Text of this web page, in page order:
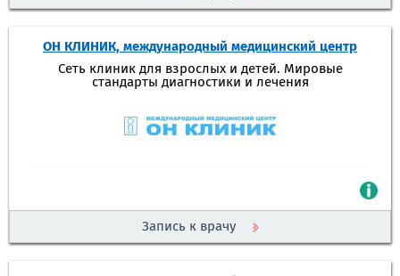
ОН КЛИНИК, международный медицинский центр
Сеть клиник для взрослых и детей. Мировые
стандарты диагностики и лечения
Запись к врачу